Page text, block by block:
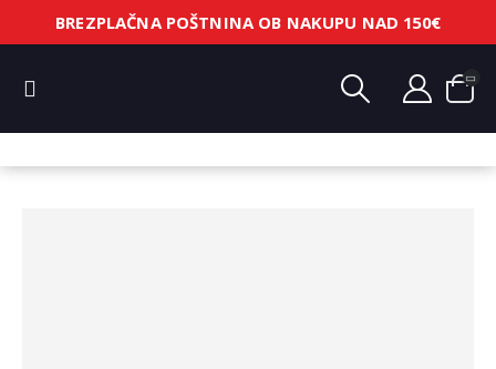
BREZPLAČNA POŠTNINA OB NAKUPU NAD 150€